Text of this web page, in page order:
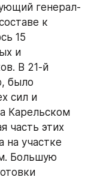
генерал-
к
15
и
В 21-й
было
сил и
Карельском
часть этих
на участке
Большую